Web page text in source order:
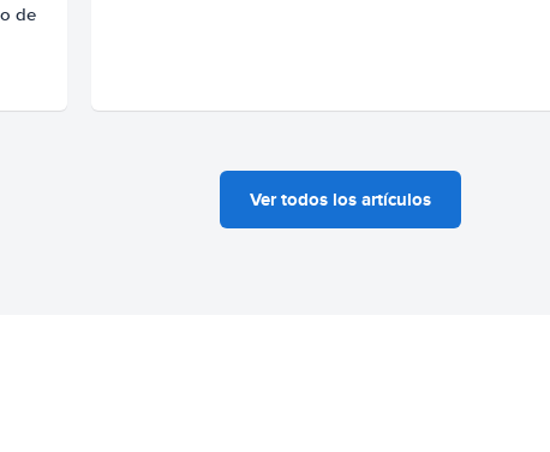
de
Ver todos los artículos